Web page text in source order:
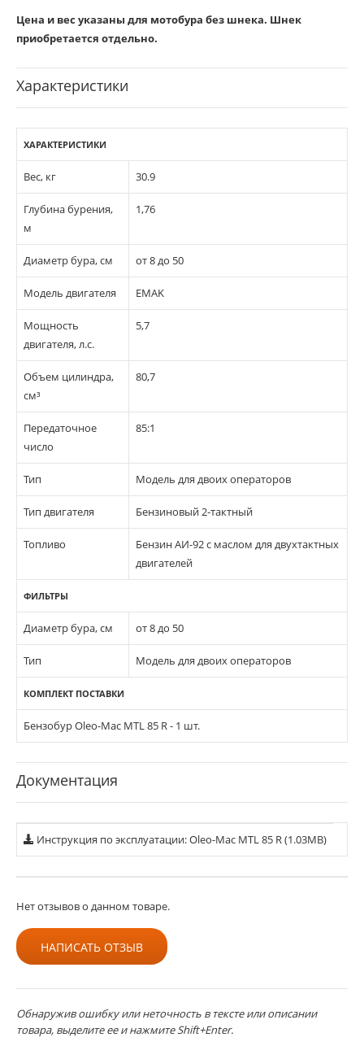
Цена и вес указаны для мотобура без шнека. Шнек
приобретается отдельно.
Характеристики
ХАРАКТЕРИСТИКИ
Вес, кг 30.9
Глубина бурения,
м
1,76
Диаметр бура, см от 8 до 50
Модель двигателя EMAK
Мощность
двигателя, л.с.
5,7
Объем цилиндра,
см³
80,7
Передаточное
число
85:1
Тип Модель для двоих операторов
Тип двигателя Бензиновый 2-тактный
Топливо
Бензин АИ-92 с маслом для двухтактных
двигателей
ФИЛЬТРЫ
Диаметр бура, см от 8 до 50
Тип Модель для двоих операторов
КОМПЛЕКТ ПОСТАВКИ
Бензобур Oleo-Mac MTL 85 R - 1 шт.
Документация
Инструкция по эксплуатации: Oleo-Mac MTL 85 R (1.03MB)
Нет отзывов о данном товаре.
НАПИСАТЬ ОТЗЫВ
Обнаружив ошибку или неточность в тексте или описании
товара, выделите ее и нажмите Shift+Enter.